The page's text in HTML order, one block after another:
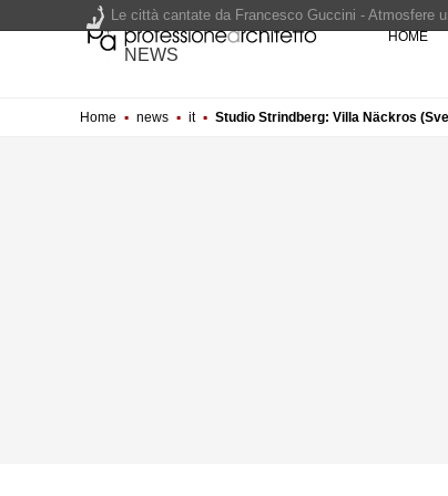
NEWS
HOME
Home ▪ news ▪ it ▪ Studio Strindberg: Villa Näckros
Le città cantate da Francesco Guccini - Atmosfere
Renzo Piano World Tour 2026, ottava edizione in